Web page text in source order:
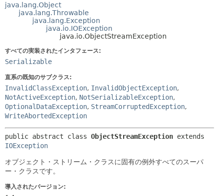
ツリー
プレビュー
非推奨
ヘルプ
コンストラクタ
java.lang.Object
java.lang.Throwable
java.lang.Exception
java.io.IOException
java.io.ObjectStreamException
すべての実装されたインタフェース:
Serializable
直系の既知のサブクラス:
InvalidClassException, InvalidObjectException,
NotActiveException, NotSerializableException,
OptionalDataException, StreamCorruptedException,
WriteAbortedException
public abstract class ObjectStreamException
IOException
オブジェクト・ストリーム・クラスに固有の例外すべてのスーパ
ー・クラスです。
導入されたバージョン: